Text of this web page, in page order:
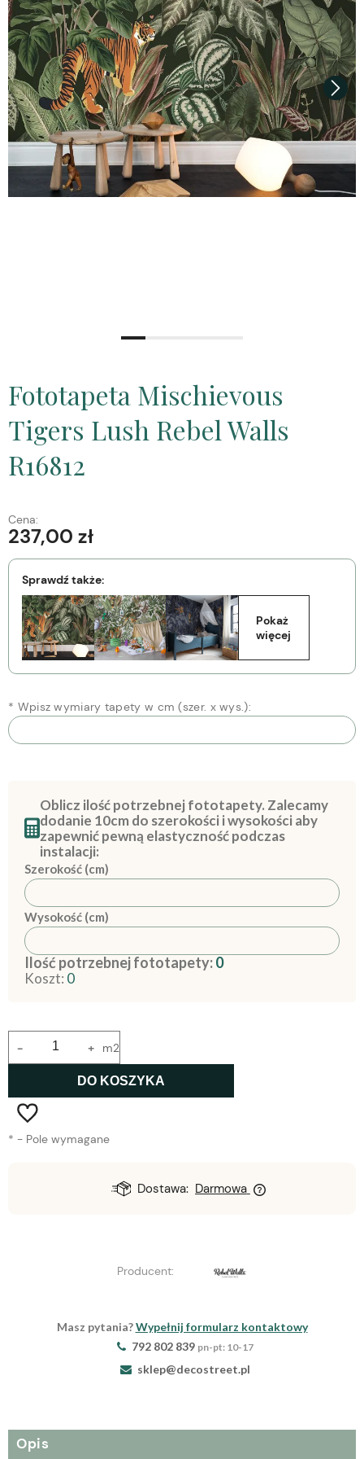
Fototapeta Mischievous
Tigers Lush Rebel Walls
R16812
Cena:
237,00 zł
Sprawdź także:
Pokaż
więcej
* Wpisz wymiary tapety w cm (szer. x wys.):
Oblicz ilość potrzebnej fototapety. Zalecamy
dodanie 10cm do szerokości i wysokości aby
zapewnić pewną elastyczność podczas
instalacji:
Szerokość (cm)
Wysokość (cm)
Ilość potrzebnej fototapety:0
Koszt: 0
+
- m2
DO KOSZYKA
* - Pole wymagane
Dostawa: Darmowa
Producent:
Masz pytania?Wypełnij formularz kontaktowy
792 802 839 pn-pt: 10-17
sklep@decostreet.pl
Opis